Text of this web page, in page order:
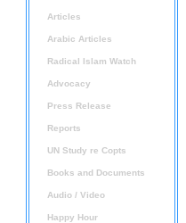
Articles
Arabic Articles
Radical Islam Watch
Advocacy
Press Release
Reports
UN Study re Copts
Books and Documents
Audio / Video
Happy Hour